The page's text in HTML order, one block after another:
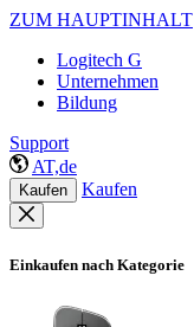
ZUM HAUPTINHALT
Logitech G
Unternehmen
Bildung
Support
AT,de
Kaufen Kaufen
Einkaufen nach Kategorie